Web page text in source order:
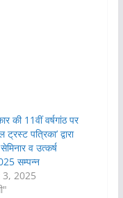
की 11वीं वर्षगांठ पर
ट्रस्ट पत्रिका’ द्वारा
व उत्कर्ष
सम्पन्न
2025